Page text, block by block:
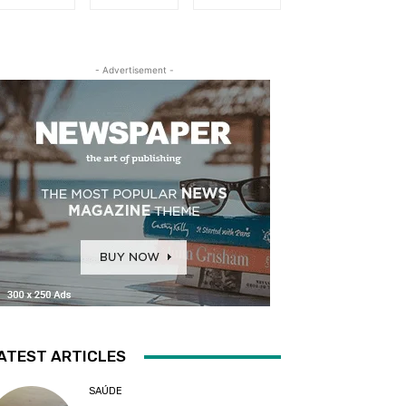
- Advertisement -
ARTICLES
SAÚDE